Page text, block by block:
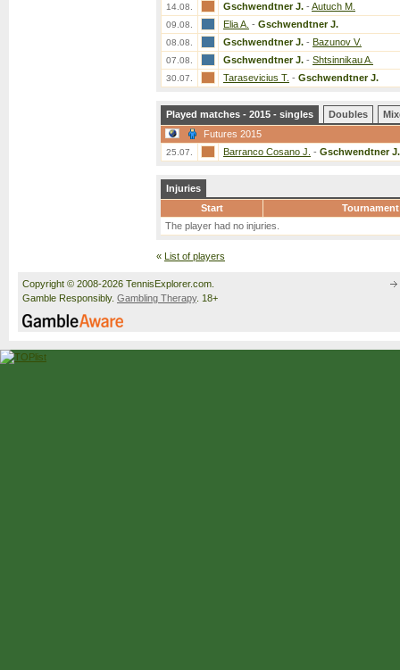
14.08. Gschwendtner J. - Autuch M.
09.08. Elia A. - Gschwendtner J.
08.08. Gschwendtner J. - Bazunov V.
07.08. Gschwendtner J. - Shtsinnikau A.
30.07. Tarasevicius T. - Gschwendtner J.
Played matches - 2015 - singles Doubles
Futures 2015
25.07. Barranco Cosano J. - Gschwendtner J.
Injuries
Start
Tournament
The player had no injuries.
« List of players
Copyright © 2008-2026 TennisExplorer.com.
Gamble Responsibly. Gambling Therapy. 18+